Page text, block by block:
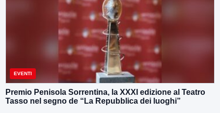
EVENTI
Premio Penisola Sorrentina, la XXXI edizione al Teatro
Tasso nel segno de “La Repubblica dei luoghi”